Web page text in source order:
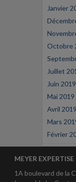
Janvier
Octobre
Juillet
Juin 2019
Mai 2019
Avril 2019
Mars
Février
MEYER
1A boulevard de la